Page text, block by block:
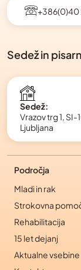
+386(0)40
Sedež in
Sedež:
Vrazov trg 1,
Ljubljana
Področja
Mladi in rak
Strokovna
Rehabilitacija
15 let dejanj
Aktualne vsebine